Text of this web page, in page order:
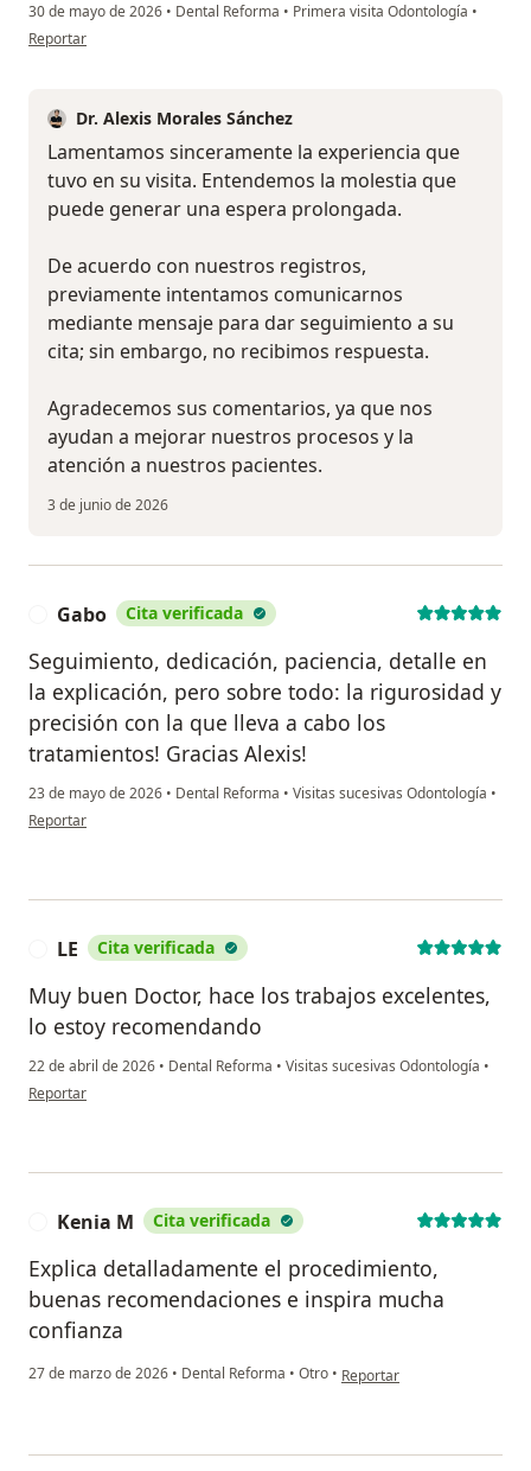
30 de mayo de 2026 • Dental Reforma • Primera visita Odontología •
en opinión del usuario A.M.
Reportar
Dr. Alexis Morales Sánchez
Lamentamos sinceramente la experiencia que
tuvo en su visita. Entendemos la molestia que
puede generar una espera prolongada.
De acuerdo con nuestros registros,
previamente intentamos comunicarnos
mediante mensaje para dar seguimiento a su
cita; sin embargo, no recibimos respuesta.
Agradecemos sus comentarios, ya que nos
ayudan a mejorar nuestros procesos y la
atención a nuestros pacientes.
3 de junio de 2026
Gabo Cita verificada
Seguimiento, dedicación, paciencia, detalle en
la explicación, pero sobre todo: la rigurosidad y
precisión con la que lleva a cabo los
tratamientos! Gracias Alexis!
23 de mayo de 2026 • Dental Reforma • Visitas sucesivas Odontología •
en opinión del usuario Gabo
Reportar
LE Cita verificada
Muy buen Doctor, hace los trabajos excelentes,
lo estoy recomendando
22 de abril de 2026 • Dental Reforma • Visitas sucesivas Odontología •
en opinión del usuario LE
Reportar
Kenia M Cita verificada
Explica detalladamente el procedimiento,
buenas recomendaciones e inspira mucha
confianza
27 de marzo de 2026 • Dental Reforma • Otro • en opinión del usuario Kenia
Reportar